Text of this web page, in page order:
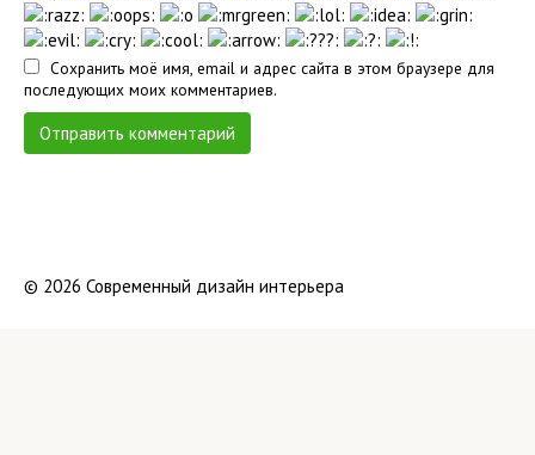
Сохранить моё имя, email и адрес сайта в этом браузере для
последующих моих комментариев.
© 2026 Современный дизайн интерьера